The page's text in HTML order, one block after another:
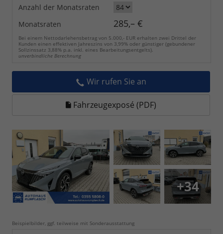
Anzahl der Monatsraten
Monatsraten
285,– €
Bei einem Nettodarlehensbetrag von 5.000,- EUR erhalten zwei Drittel der
Kunden einen effektiven Jahreszins von 3,99% oder günstiger (gebundener
Sollzinssatz 3,88% p.a. inkl. eines Bearbeitungsentgelts).
unverbindliche Berechnung
Wir rufen Sie an
Fahrzeugexposé (PDF)
+34
Beispielbilder, ggf. teilweise mit Sonderausstattung